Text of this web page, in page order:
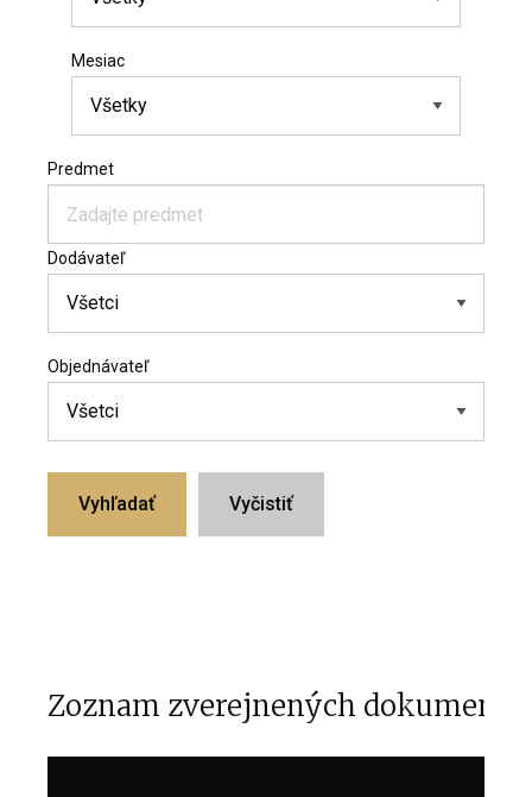
Mesiac
Predmet
Dodávateľ
Objednávateľ
Vyhľadať Vyčistiť
Zoznam zverejnených